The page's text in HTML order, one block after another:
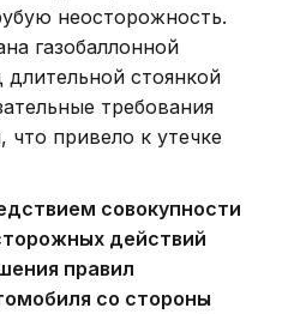
неосторожность.
газобаллонной
стоянкой
требования
что привело к утечке
совокупности
действий
правил
со стороны